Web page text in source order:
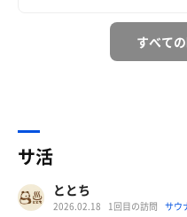
すべて
サ活
ととち
2026.02.18 1回目の訪問 サウ